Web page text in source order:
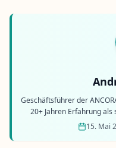
Geschäftsführer der
20+ Jahren Erfahrung
15. Mai